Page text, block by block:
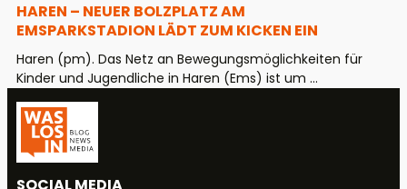
HAREN – NEUER BOLZPLATZ AM
EMSPARKSTADION LÄDT ZUM KICKEN EIN
Haren (pm). Das Netz an Bewegungsmöglichkeiten für
Kinder und Jugendliche in Haren (Ems) ist um ...
SOCIAL MEDIA